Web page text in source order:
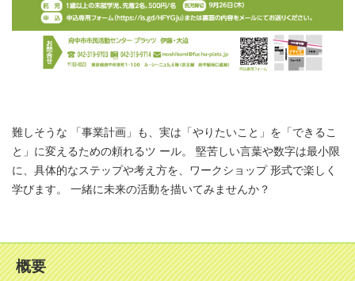
難しそうな 「事業計画」も、実は「やりたいこと」を「できるこ
と」に変えるための頼れるツ ール。 堅苦しい言葉や数字は最小限
に、具体的なステップや考え方を、ワークショップ 形式で楽しく
学びます。 一緒に未来の活動を描いてみませんか？
概要